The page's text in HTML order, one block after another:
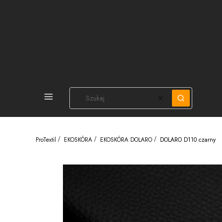
PEŁNA OFERTA
WyczyśćSzukaj
ProTextil EKOSKÓRA EKOSKÓRA DOLARO DOLARO D110 czarny